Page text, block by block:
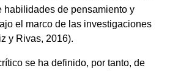
habilidades de pensamiento y
el marco de las investigaciones
y Rivas, 2016).
se ha definido, por tanto, de